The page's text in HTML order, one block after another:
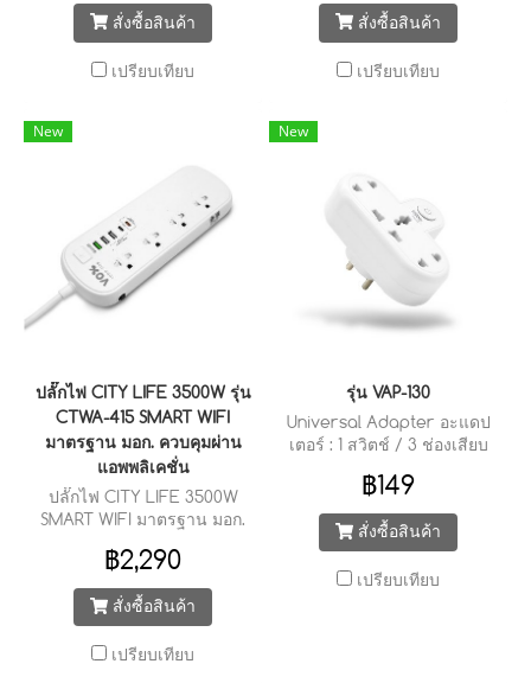
สั่งซื้อสินค้า
เปรียบเทียบ
สั่งซื้อสินค้า
เปรียบเทียบ
New
ปลั๊กไฟ CITY LIFE 3500W รุ่น
CTWA-415 SMART WIFI
มาตรฐาน มอก. ควบคุมผ่าน
แอพพลิเคชั่น
ปลั๊กไฟ CITY LIFE 3500W
SMART WIFI มาตรฐาน มอก.
฿2,290
สั่งซื้อสินค้า
เปรียบเทียบ
New
รุ่น VAP-130
Universal Adapter อะแดป
เตอร์ : 1 สวิตช์ / 3 ช่องเสียบ
฿149
สั่งซื้อสินค้า
เปรียบเทียบ